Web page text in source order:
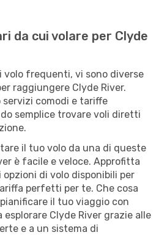
da cui volare per Clyde
volo frequenti, vi sono diverse
raggiungere Clyde River.
comodi e tariffe
semplice trovare voli diretti
il tuo volo da una di queste
è facile e veloce. Approfitta
opzioni di volo disponibili per
perfetti per te. Che cosa
il tuo viaggio con
esplorare Clyde River grazie alle
e a un sistema di